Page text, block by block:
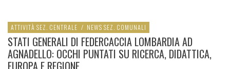
ATTIVITÀ SEZ. CENTRALE / NEWS SEZ. COMUNALI
STATI GENERALI DI FEDERCACCIA LOMBARDIA AD
AGNADELLO: OCCHI PUNTATI SU RICERCA, DIDATTICA,